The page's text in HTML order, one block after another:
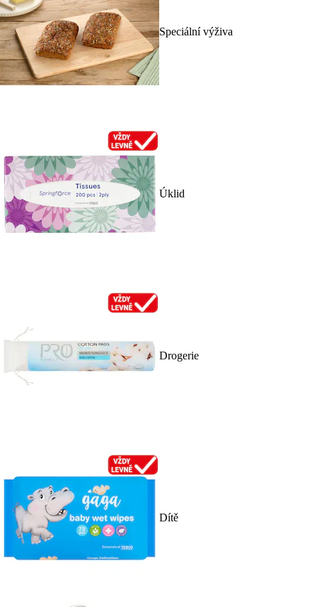
Speciální výživa
Úklid
Drogerie
Dítě